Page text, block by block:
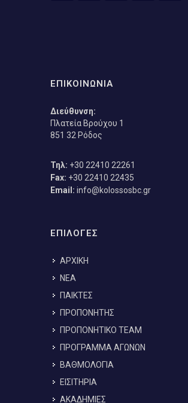
ΕΠΙΚΟΙΝΩΝΙΑ
Διεύθυνση:
Πλατεία Βρούχου 1
851 32 Ρόδος
Τηλ: +30 22410 22261
Fax: +30 22410 22435
Email: info@kolossosbc.gr
ΕΠΙΛΟΓΕΣ
ΑΡΧΙΚΗ
ΝΕΑ
ΠΑΙΚΤΕΣ
ΠΡΟΠΟΝΗΤΗΣ
ΠΡΟΠΟΝΗΤΙΚΟ TEAM
ΠΡΟΓΡΑΜΜΑ ΑΓΩΝΩΝ
ΒΑΘΜΟΛΟΓΙΑ
ΕΙΣΙΤΗΡΙΑ
ΑΚΑΔΗΜΙΕΣ